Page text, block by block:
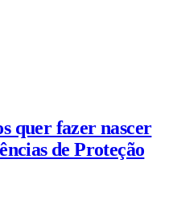
quer fazer nascer
de Proteção